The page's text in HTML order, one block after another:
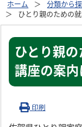
ホーム 分類から
ひとり親のための
ひとり親
講座の案内
印刷